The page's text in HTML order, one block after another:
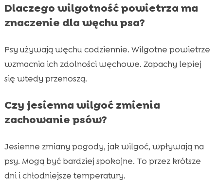
Dlaczego wilgotność powietrza ma
znaczenie dla węchu psa?
Psy używają węchu codziennie. Wilgotne powietrze
wzmacnia ich zdolności węchowe. Zapachy lepiej
się wtedy przenoszą.
Czy jesienna wilgoć zmienia
zachowanie psów?
Jesienne zmiany pogody, jak wilgoć, wpływają na
psy. Mogą być bardziej spokojne. To przez krótsze
dni i chłodniejsze temperatury.